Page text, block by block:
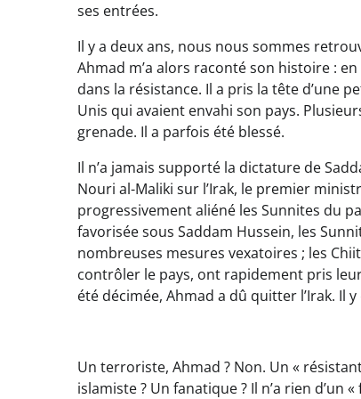
ses entrées.
Il y a deux ans, nous nous sommes
Ahmad m’a alors raconté son histoire :
dans la résistance. Il a pris la tête d’une
Unis qui avaient envahi son pays.
grenade. Il a parfois été blessé.
Il n’a jamais supporté la dictature de
Nouri al-Maliki sur l’Irak, le premier
progressivement aliéné les Sunnites du
favorisée sous Saddam Hussein, les
nombreuses mesures vexatoires ; les
contrôler le pays, ont rapidement pris
été décimée, Ahmad a dû quitter l’Irak. Il
Un terroriste, Ahmad ? Non. Un «
islamiste ? Un fanatique ? Il n’a rien d’un